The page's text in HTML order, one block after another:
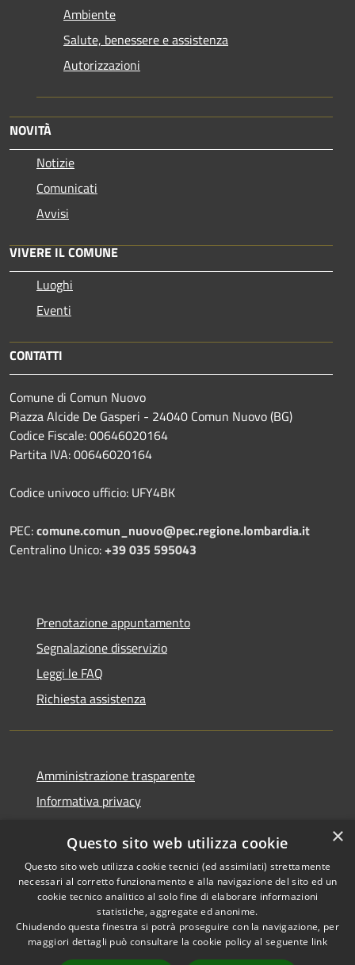
Ambiente
Salute, benessere e assistenza
Autorizzazioni
NOVITÀ
Notizie
Comunicati
Avvisi
VIVERE IL COMUNE
Luoghi
Eventi
CONTATTI
Comune di Comun Nuovo
Piazza Alcide De Gasperi - 24040 Comun Nuovo (BG)
Codice Fiscale: 00646020164
Partita IVA: 00646020164
Codice univoco ufficio: UFY4BK
PEC:comune.comun_nuovo@pec.regione.lombardia.it
Centralino Unico:+39 035 595043
Prenotazione appuntamento
Segnalazione disservizio
Leggi le FAQ
Richiesta assistenza
Amministrazione trasparente
Informativa privacy
Dichiarazione di accessibilità
RSS
Accessibilità
Copyright © 2026 • Comune di
Comun Nuovo • Powered by
×
Questo sito web utilizza cookie
Questo sito web utilizza cookie tecnici (ed assimilati) strettamente
necessari al corretto funzionamento e alla navigazione del sito ed un
cookie tecnico analitico al solo fine di elaborare informazioni
statistiche, aggregate ed anonime.
Chiudendo questa finestra si potrà proseguire con la navigazione, per
maggiori dettagli può consultare la cookie policy al seguente link